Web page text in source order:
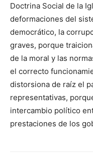
Doctrina Social de la
deformaciones del
democrático, la
graves, porque
de la moral y las
el correcto
distorsiona de raíz el
representativas,
intercambio político
prestaciones de los